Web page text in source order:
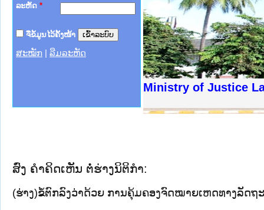
ລະຫັດ *
ຈື່ຂໍ້ມູນໄວ້ຄັ້ງໜ້າ
ສະໝັກ ລືມລະຫັດ
Ministry of Justice
າຊົນ ພາກເໜືອ
ການ
ກາງ
ໃຕ້
ຕຳຫຼວດປະຊາຊົນ
ສັນຕິບານປະຊາຊົນ
ກເໜືອ
າຊົນ ພາກກາງ
ສົ່ງ ຄໍາຄິດເຫັນ ຕໍ່ຮ່າງນິຕິກໍາ:
(ຮ່າງ)ຂໍ້ຕົກລົງວ່າດ້ວຍ ການຄຸ້ມຄອງຈົດໝາຍເຫດທາງລັດຖ